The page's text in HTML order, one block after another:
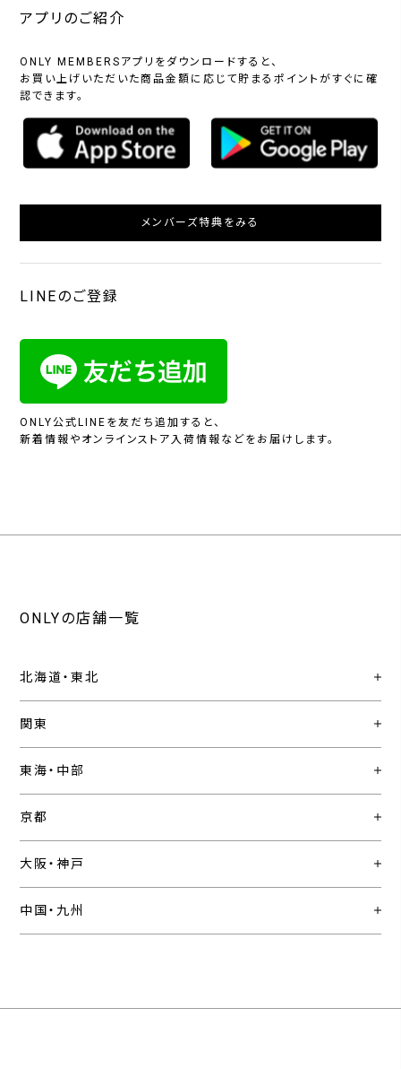
アプリのご紹介
ONLY MEMBERSアプリをダウンロードすると、
お買い上げいただいた商品金額に応じて貯まるポイントがすぐに確
認できます。
メンバーズ特典をみる
LINEのご登録
ONLY公式LINEを友だち追加すると、
新着情報やオンラインストア入荷情報などをお届けします。
ONLYの店舗一覧
北海道・東北
関東
東海・中部
京都
大阪・神戸
中国・九州